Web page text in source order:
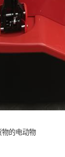
物的电动物